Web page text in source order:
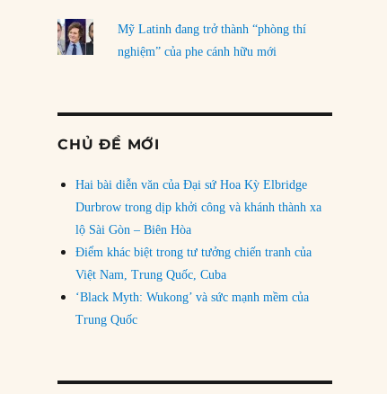
Mỹ Latinh đang trở thành “phòng thí
nghiệm” của phe cánh hữu mới
CHỦ ĐỀ MỚI
Hai bài diễn văn của Đại sứ Hoa Kỳ Elbridge
Durbrow trong dịp khởi công và khánh thành xa
lộ Sài Gòn – Biên Hòa
Điểm khác biệt trong tư tưởng chiến tranh của
Việt Nam, Trung Quốc, Cuba
‘Black Myth: Wukong’ và sức mạnh mềm của
Trung Quốc